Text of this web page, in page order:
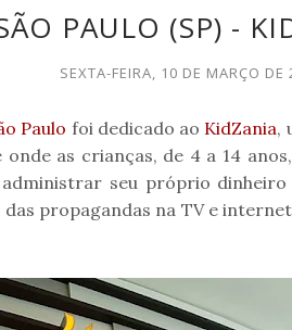
PAULO (SP) -
SEXTA-FEIRA, 10 DE MARÇO DE
Paulo foi dedicado ao KidZania,
onde as crianças, de 4 a 14
seu próprio
propagandas na TV e